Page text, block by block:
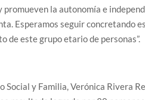
la autonomía e
Esperamos seguir concretando
de este grupo etario de personas”.
y Familia, Verónica Rivera